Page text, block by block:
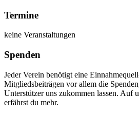
Termine
keine Veranstaltungen
Spenden
Jeder Verein benötigt eine
Mitgliedsbeiträgen vor allem die
Unterstützer uns zukommen lassen. Auf
erfährst du mehr.